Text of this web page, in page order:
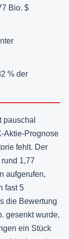
Bio. $
% der
Aktie-Prognose
fehlt. Der
1,77
aufgerufen,
fast 5
die Bewertung
gesenkt wurde,
ein Stück